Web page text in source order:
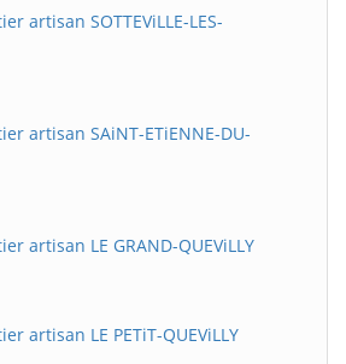
artisan SOTTEViLLE-LES-
artisan SAiNT-ETiENNE-DU-
artisan LE GRAND-QUEViLLY
artisan LE PETiT-QUEViLLY